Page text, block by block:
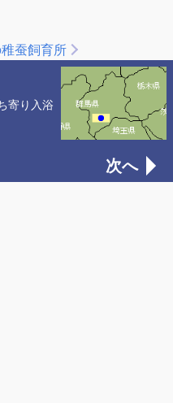
蚕飼育所
寄り入浴
次へ